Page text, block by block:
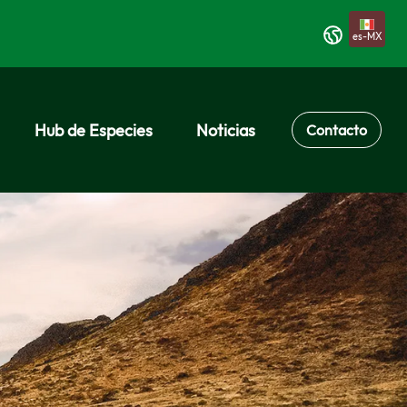
es-MX
Hub de Especies Noticias Contacto